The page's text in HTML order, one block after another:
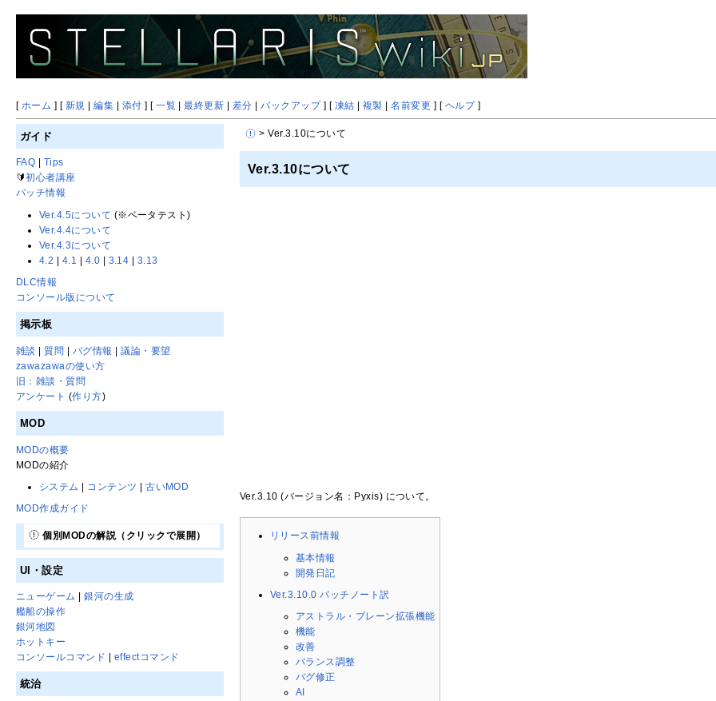
[ ホーム ] [ 新規 |編集 | 添付 ] [一覧 |最終更新 | 差分 |バックアップ] [ 凍結 | 複製 |名前変更 ] [ ヘルプ]
> Ver.3.10について
Ver.3.10について
Ver.3.10 (バージョン名：Pyxis) について。
リリース前情報
基本情報
開発日記
Ver.3.10.0 パッチノート訳
アストラル・プレーン拡張機能
機能
改善
バランス調整
バグ修正
AI
ガイド
FAQ
Tips
🔰初心者講座
パッチ情報
Ver.4.5について (※ベータテスト)
Ver.4.4について
Ver.4.3について
4.2 | 4.1 | 4.0 | 3.14 | 3.13
DLC情報
コンソール版について
掲示板
雑談 |質問 | バグ情報 |議論・要望
zawazawaの使い方
旧：雑談・質問
アンケート (作り方)
MOD
MODの概要
MODの紹介
システム
コンテンツ |古いMOD
MOD作成ガイド
個別MODの解説（クリックで展開）
UI・設定
ニューゲーム |銀河の生成
艦船の操作
銀河地図
ホットキー
コンソールコマンド
effectコマンド
統治